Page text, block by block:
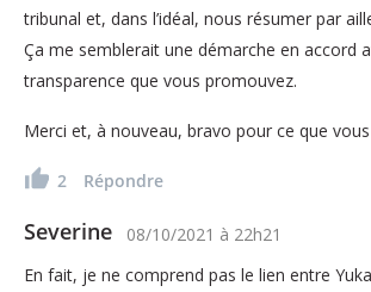
tribunal et, dans l’idéal, nous résumer par
Ça me semblerait une démarche en accord
transparence que vous promouvez.
Merci et, à nouveau, bravo pour ce que
2 Répondre
Severine 08/10/2021 à 22h21
En fait, je ne comprend pas le lien entre